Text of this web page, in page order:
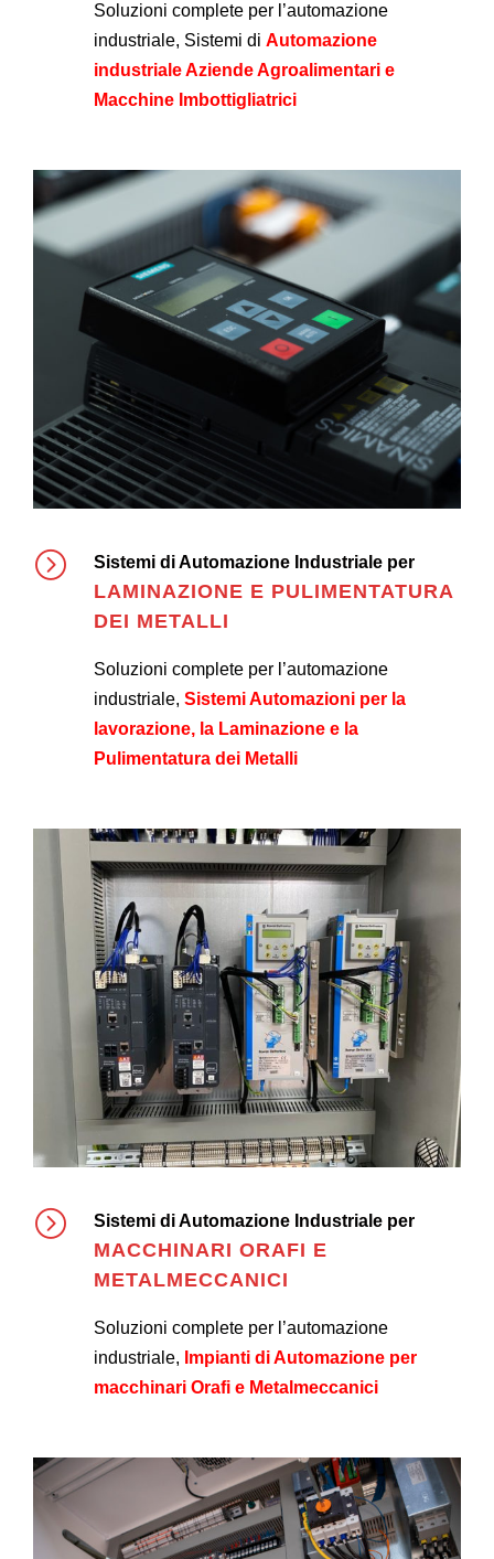
Soluzioni complete per l’automazione
industriale, Sistemi di Automazione
industriale Aziende Agroalimentari e
Macchine Imbottigliatrici
Sistemi di Automazione Industriale per
LAMINAZIONE E PULIMENTATURA
DEI METALLI
Soluzioni complete per l’automazione
industriale, Sistemi Automazioni per la
lavorazione, la Laminazione e la
Pulimentatura dei Metalli
Sistemi di Automazione Industriale per
MACCHINARI ORAFI E
METALMECCANICI
Soluzioni complete per l’automazione
industriale, Impianti di Automazione per
macchinari Orafi e Metalmeccanici